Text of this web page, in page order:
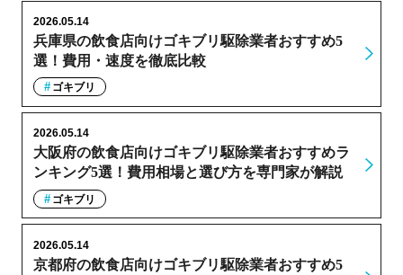
兵庫県の飲食店向けゴキブリ駆除業者おすすめ5
選！費用・速度を徹底比較
2026.05.14
ゴキブリ
大阪府の飲食店向けゴキブリ駆除業者おすすめラ
ンキング5選！費用相場と選び方を専門家が解説
2026.05.14
ゴキブリ
京都府の飲食店向けゴキブリ駆除業者おすすめ5
2026.05.14